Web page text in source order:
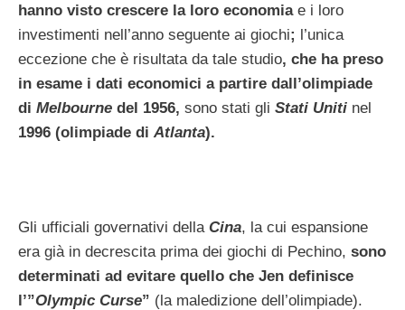
hanno visto crescere la loro economiae i loro
investimenti nell’anno seguente ai giochi; l’unica
eccezione che è risultata da tale studio, che ha preso
in esame i dati economici a partire dall’olimpiade
di Melbourne del 1956, sono stati gli Stati Uniti nel
1996 (olimpiade di Atlanta).
Gli ufficiali governativi della Cina, la cui espansione
era già in decrescita prima dei giochi di Pechino, sono
determinati ad evitare quello che Jen definisce
l’”Olympic Curse” (la maledizione dell’olimpiade).